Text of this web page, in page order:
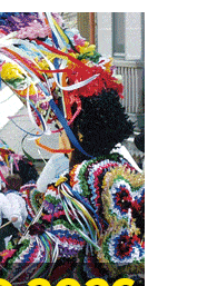
c
a
r
: